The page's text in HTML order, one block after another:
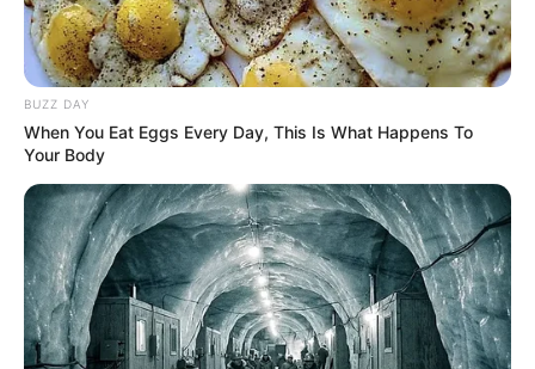
BUZZ DAY
When You Eat Eggs Every Day, This Is What Happens To
Your Body